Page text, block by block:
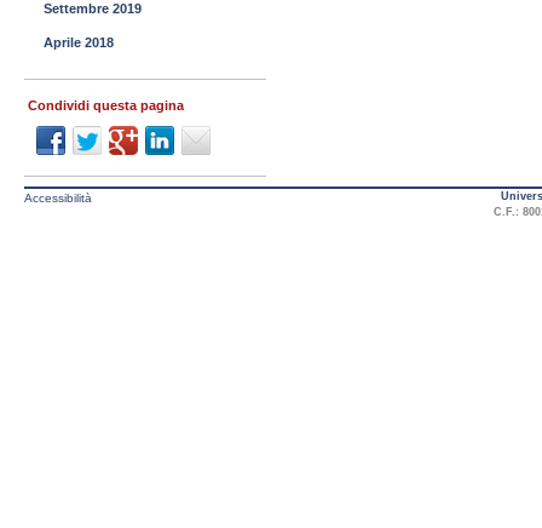
Settembre 2019
Aprile 2018
Condividi questa pagina
Accessibilità
C.F.: